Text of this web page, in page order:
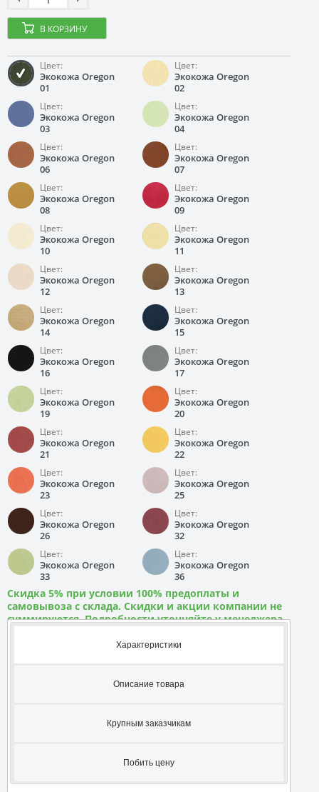
В КОРЗИНУ
Цвет:
Экокожа Oregon
01
Цвет:
Экокожа Oregon
02
Цвет:
Экокожа Oregon
03
Цвет:
Экокожа Oregon
04
Цвет:
Экокожа Oregon
06
Цвет:
Экокожа Oregon
07
Цвет:
Экокожа Oregon
08
Цвет:
Экокожа Oregon
09
Цвет:
Экокожа Oregon
10
Цвет:
Экокожа Oregon
11
Цвет:
Экокожа Oregon
12
Цвет:
Экокожа Oregon
13
Цвет:
Экокожа Oregon
14
Цвет:
Экокожа Oregon
15
Цвет:
Экокожа Oregon
16
Цвет:
Экокожа Oregon
17
Цвет:
Экокожа Oregon
19
Цвет:
Экокожа Oregon
20
Цвет:
Экокожа Oregon
21
Цвет:
Экокожа Oregon
22
Цвет:
Экокожа Oregon
23
Цвет:
Экокожа Oregon
25
Цвет:
Экокожа Oregon
26
Цвет:
Экокожа Oregon
32
Цвет:
Экокожа Oregon
33
Цвет:
Экокожа Oregon
36
Скидка 5% при условии 100% предоплаты и
самовывоза с склада. Скидки и акции компании не
суммируются. Подробности уточняйте у менеджера
Характеристики
Описание товара
Крупным заказчикам
Побить цену